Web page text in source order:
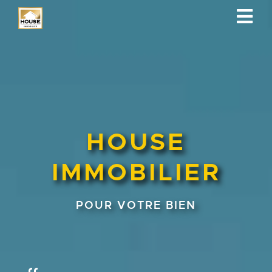
HOUSE
IMMOBILIER
POUR VOTRE BIEN